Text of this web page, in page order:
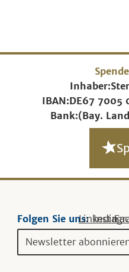
Inhaber:
IBAN:DE67 7005
Bank:(Bay.
Folgen Sie uns:Linkedin
Newsletter